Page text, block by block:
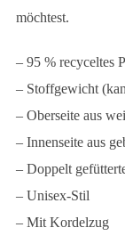
möchtest.
– 95 % recyceltes
– Stoffgewicht
– Oberseite aus
– Innenseite aus
– Doppelt
– Unisex-Stil
– Mit Kordelzug